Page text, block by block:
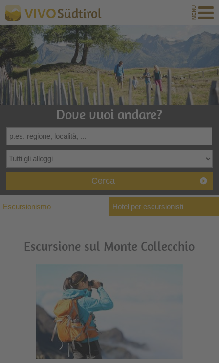
VIVOSüdtirol
Dove vuoi andare?
Cerca
Escursionismo Hotel per escursionisti
Escursione sul Monte Collecchio